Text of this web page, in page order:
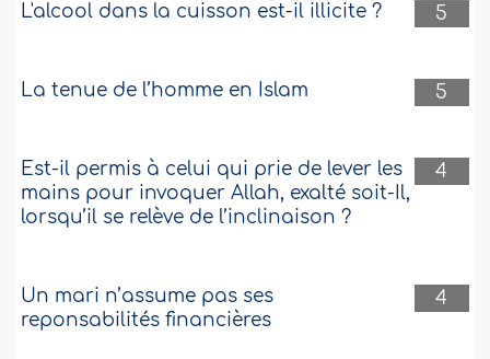
5
L'alcool dans la cuisson est-il illicite ?
5
La tenue de l’homme en Islam
4
Est-il permis à celui qui prie de lever les
mains pour invoquer Allah, exalté soit-Il,
lorsqu’il se relève de l’inclinaison ?
4
Un mari n’assume pas ses
reponsabilités financières